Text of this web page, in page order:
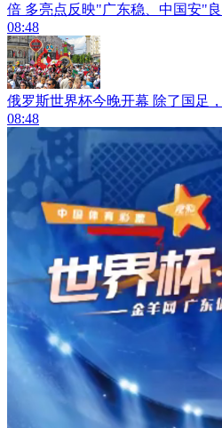
倍 多亮点反映"广东稳、中国安"
08:48
俄罗斯世界杯今晚开幕 除了国足
08:48